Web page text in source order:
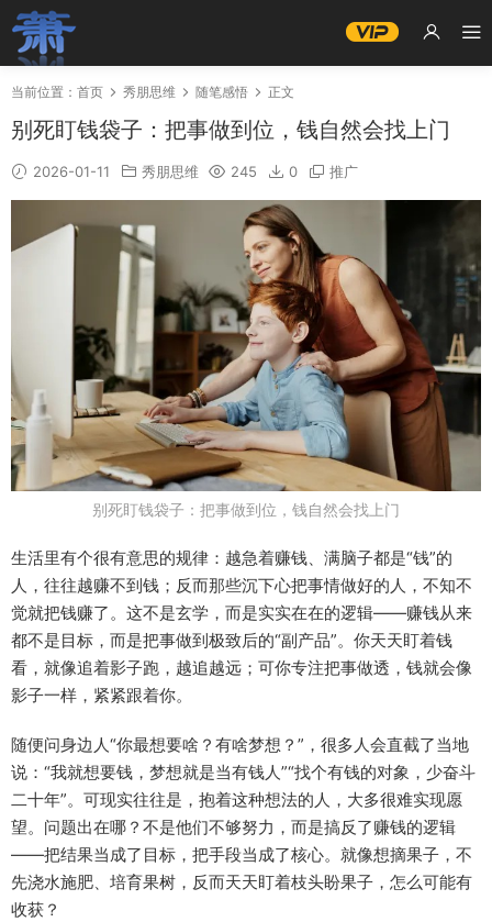
当前位置： 首页 秀朋思维 随笔感悟 正文
别死盯钱袋子：把事做到位，钱自然会找上门
2026-01-11 秀朋思维 245 0 推广
别死盯钱袋子：把事做到位，钱自然会找上门
生活里有个很有意思的规律：越急着赚钱、满脑子都是“钱”的
人，往往越赚不到钱；反而那些沉下心把事情做好的人，不知不
觉就把钱赚了。这不是玄学，而是实实在在的逻辑——赚钱从来
都不是目标，而是把事做到极致后的“副产品”。你天天盯着钱
看，就像追着影子跑，越追越远；可你专注把事做透，钱就会像
影子一样，紧紧跟着你。
随便问身边人“你最想要啥？有啥梦想？”，很多人会直截了当地
说：“我就想要钱，梦想就是当有钱人”“找个有钱的对象，少奋斗
二十年”。可现实往往是，抱着这种想法的人，大多很难实现愿
望。问题出在哪？不是他们不够努力，而是搞反了赚钱的逻辑
——把结果当成了目标，把手段当成了核心。就像想摘果子，不
先浇水施肥、培育果树，反而天天盯着枝头盼果子，怎么可能有
收获？